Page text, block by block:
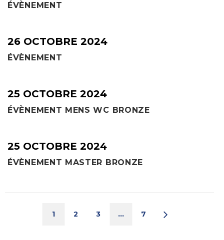
ÉVÈNEMENT
26 OCTOBRE 2024
ÉVÈNEMENT
25 OCTOBRE 2024
ÉVÈNEMENT MENS WC BRONZE
25 OCTOBRE 2024
ÉVÈNEMENT MASTER BRONZE
1 2 3 … 7